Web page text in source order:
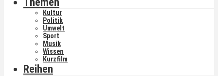
Kultur
Politik
Umwelt
Sport
Musik
Wissen
Kurzfilm
Reihen